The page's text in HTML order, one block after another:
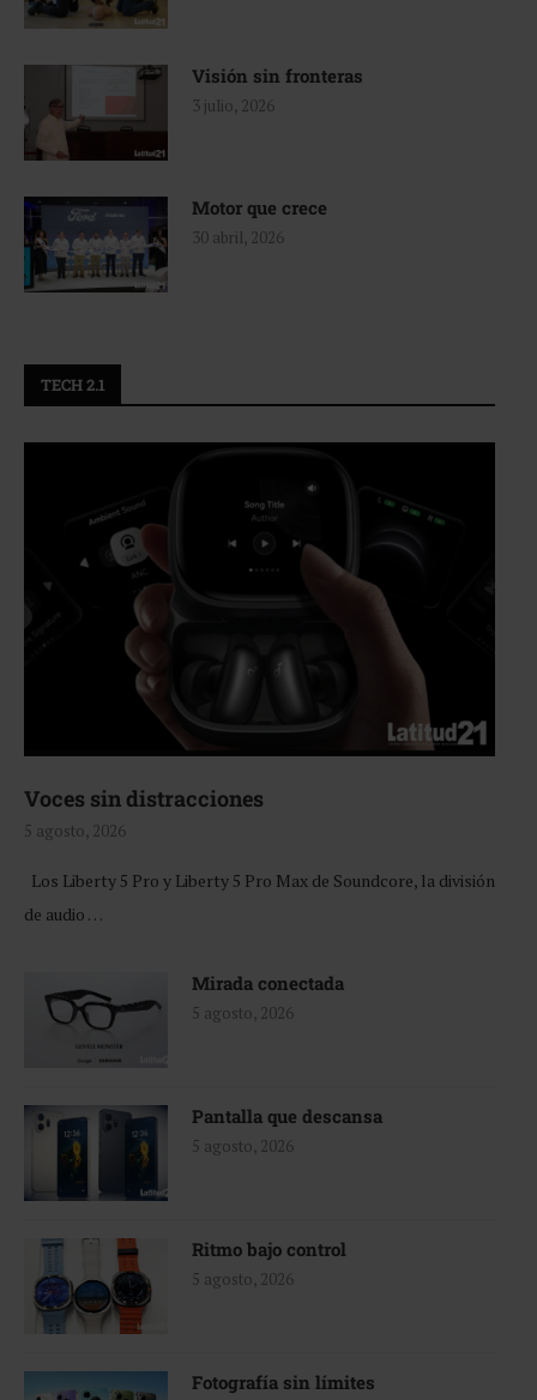
Visión sin fronteras
3 julio, 2026
Motor que crece
30 abril, 2026
TECH 2.1
Voces sin distracciones
5 agosto, 2026
Los Liberty 5 Pro y Liberty 5 Pro Max de Soundcore, la división
de audio …
Mirada conectada
5 agosto, 2026
Pantalla que descansa
5 agosto, 2026
Ritmo bajo control
5 agosto, 2026
Fotografía sin límites